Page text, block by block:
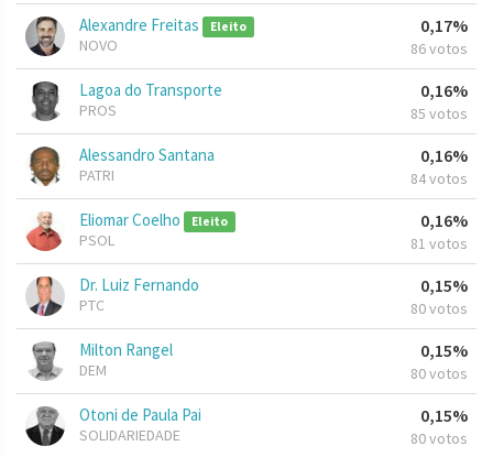
Alexandre Freitas Eleito
NOVO
0,17%
86 votos
Lagoa do Transporte
PROS
0,16%
85 votos
Alessandro Santana
PATRI
0,16%
84 votos
Eliomar Coelho Eleito
PSOL
0,16%
81 votos
Dr. Luiz Fernando
PTC
0,15%
80 votos
Milton Rangel
DEM
0,15%
80 votos
Otoni de Paula Pai
SOLIDARIEDADE
0,15%
80 votos